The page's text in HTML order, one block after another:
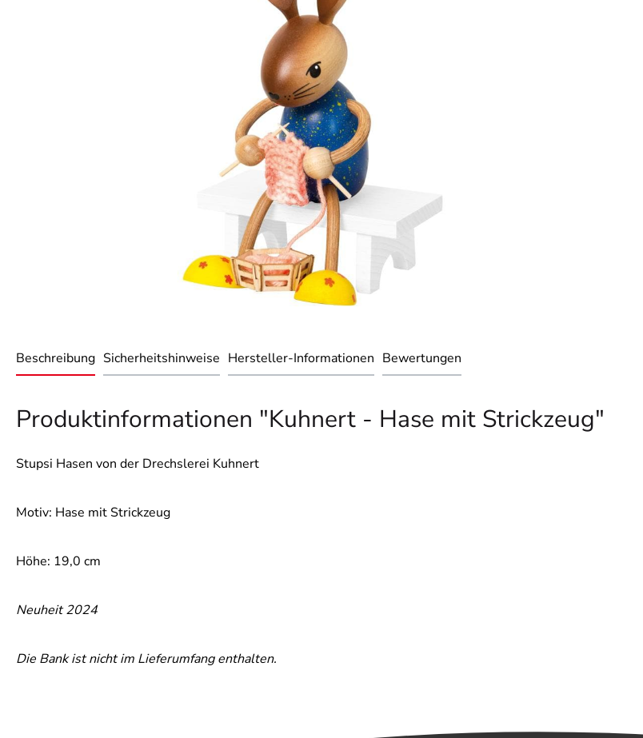
Beschreibung Sicherheitshinweise Hersteller-Informationen Bewertungen
Produktinformationen "Kuhnert - Hase mit Strickzeug"
Stupsi Hasen von der Drechslerei Kuhnert
Motiv: Hase mit Strickzeug
Höhe: 19,0 cm
Neuheit 2024
Die Bank ist nicht im Lieferumfang enthalten.